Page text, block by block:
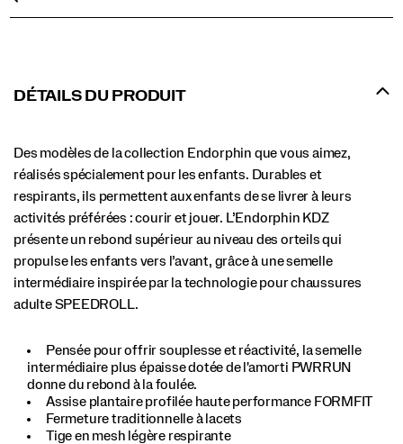
DÉTAILS DU PRODUIT
Des modèles de la collection Endorphin que vous aimez,
réalisés spécialement pour les enfants. Durables et
respirants, ils permettent aux enfants de se livrer à leurs
activités préférées : courir et jouer. L’Endorphin KDZ
présente un rebond supérieur au niveau des orteils qui
propulse les enfants vers l’avant, grâce à une semelle
intermédiaire inspirée par la technologie pour chaussures
adulte SPEEDROLL.
Pensée pour offrir souplesse et réactivité, la semelle
intermédiaire plus épaisse dotée de l'amorti PWRRUN
donne du rebond à la foulée.
Assise plantaire profilée haute performance FORMFIT
Fermeture traditionnelle à lacets
Tige en mesh légère respirante